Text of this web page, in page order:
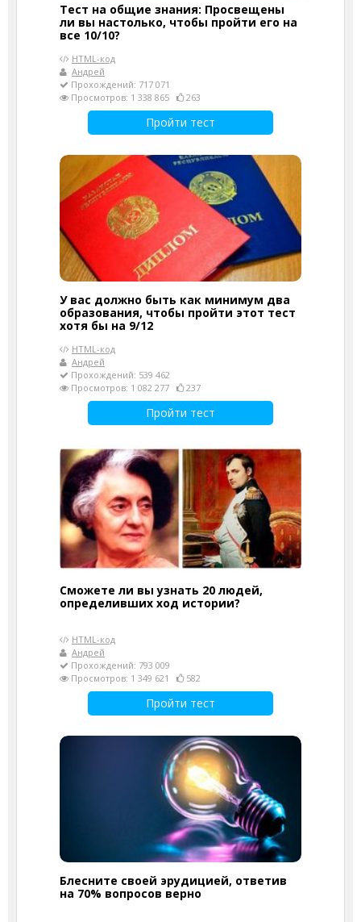
Тест на общие знания: Просвещены
ли вы настолько, чтобы пройти его на
все 10/10?
HTML-код
Андрей
Прохождений: 717 071
Просмотров: 1 338 865
263
Пройти тест
У вас должно быть как минимум два
образования, чтобы пройти этот тест
хотя бы на 9/12
HTML-код
Андрей
Прохождений: 539 462
Просмотров: 1 082 277
237
Пройти тест
Сможете ли вы узнать 20 людей,
определивших ход истории?
HTML-код
Андрей
Прохождений: 793 009
Просмотров: 1 349 621
582
Пройти тест
Блесните своей эрудицией, ответив
на 70% вопросов верно